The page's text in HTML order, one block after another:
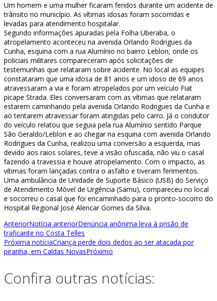
Um homem e uma mulher ficaram feridos durante um acidente de
trânsito no município. As vítimas idosas foram socorridas e
levadas para atendimento hospitalar.
Segundo informações apuradas pela Folha Uberaba, o
atropelamento aconteceu na avenida Orlando Rodrigues da
Cunha, esquina com a rua Alumínio no bairro Leblon, onde os
policiais militares compareceram após solicitações de
testemunhas que relataram sobre acidente. No local as equipes
constataram que uma idosa de 81 anos e um idoso de 69 anos
atravessaram a via e foram atropelados por um veículo Fiat
picape Strada. Eles conversaram com as vítimas que relataram
estarem caminhando pela avenida Orlando Rodrigues da Cunha e
ao tentarem atravessar foram atingidas pelo carro. Já o condutor
do veículo relatou que seguia pela rua Alumínio sentido Parque
São Geraldo/Leblon e ao chegar na esquina com avenida Orlando
Rodrigues da Cunha, realizou uma conversão a esquerda, mas
devido aos raios solares, teve a visão ofuscada, não viu o casal
fazendo a travessia e houve atropelamento. Com o impacto, as
vítimas foram lançadas contra o asfalto e tiveram ferimentos.
Uma ambulância de Unidade de Suporte Básico (USB) do Serviço
de Atendimento Móvel de Urgência (Samu), compareceu no local
e socorreu o casal que foi encaminhado para o pronto-socorro do
Hospital Regional José Alencar Gomes da Silva.
AnteriorNotícia anteriorDenúncia anônima leva à prisão de
traficante no Costa Telles
Próxima notíciaCriança perde dois dedos ao ser atacada por
piranha, em Caldas NovasPróximo
Confira outras notícias: